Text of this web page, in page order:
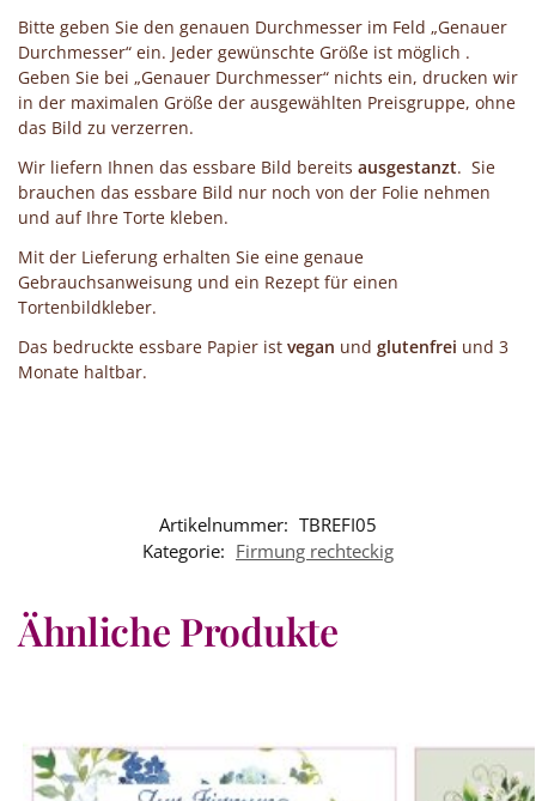
Bitte geben Sie den genauen Durchmesser im Feld „Genauer
Durchmesser“ ein. Jeder gewünschte Größe ist möglich .
Geben Sie bei „Genauer Durchmesser“ nichts ein, drucken wir
in der maximalen Größe der ausgewählten Preisgruppe, ohne
das Bild zu verzerren.
Wir liefern Ihnen das essbare Bild bereits ausgestanzt. Sie
brauchen das essbare Bild nur noch von der Folie nehmen
und auf Ihre Torte kleben.
Mit der Lieferung erhalten Sie eine genaue
Gebrauchsanweisung und ein Rezept für einen
Tortenbildkleber.
Das bedruckte essbare Papier ist vegan und glutenfrei und 3
Monate haltbar.
Artikelnummer: TBREFI05
Kategorie: Firmung rechteckig
Ähnliche Produkte